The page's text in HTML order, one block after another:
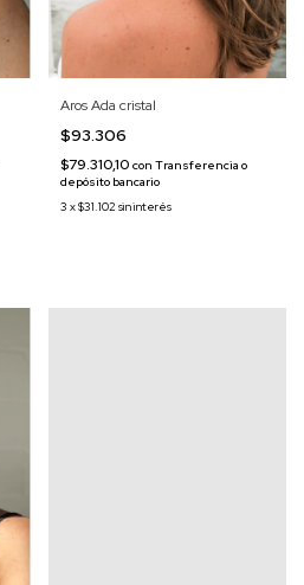
Aros Ada cristal
$93.306
$79.310,10 con Transferencia o
depósito bancario
3 x$31.102 sin interés